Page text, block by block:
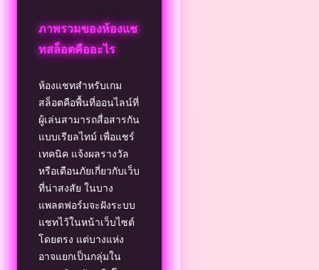
ภาพรวมของห้องแช
ทสล็อตคืออะไร
ห้องแชทสำหรับเกม
สล็อตคือพื้นที่ออนไลน์ที่
ผู้เล่นสามารถสื่อสารกัน
แบบเรียลไทม์ เพื่อแชร์
เทคนิค แจ้งผลรางวัล
หรือเตือนภัยเกี่ยวกับเว็บ
ที่น่าสงสัย ในบาง
แพลตฟอร์มจะฝังระบบ
แชทไว้ในหน้าเว็บไซต์
โดยตรง แต่บางแห่ง
อาจแยกเป็นกลุ่มใน